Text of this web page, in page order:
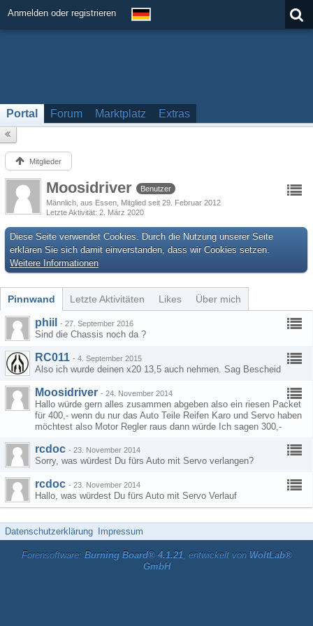
Anmelden oder registrieren
Portal Forum Marktplatz Extras
Mitglieder
Moosidriver
Benutzer
Männlich aus Essen Mitglied seit 29. Februar 2012
Letzte Aktivität 2. März 2020
Diese Seite verwendet Cookies. Durch die Nutzung unserer Seite
erklären Sie sich damit einverstanden, dass wir Cookies setzen.
Weitere Informationen
Pinnwand Letzte Aktivitäten Likes Über mich
phiil - 27. September 2016
Sind die Chassis noch da ?
RC011 - 4. September 2015
Also ich wurde deinen x20 13,5 auch nehmen. Sag Bescheid
Moosidriver - 24. November 2014
Hallo würde gern alles zusammen abgeben also ein riesen Packet
für 400,- wenn du nur das Auto Teile Reifen Karo und Servo haben
möchtest also Motor Regler raus dann würde Ich sagen 300,-
rcdoc - 23. November 2014
Sorry, was würdest Du fürs Auto mit Servo verlangen?
rcdoc - 23. November 2014
Hallo, was würdest Du fürs Auto mit Servo Verlauf
Datenschutzerklärung Impressum
Forensoftware: Burning Board® 4.1.21, entwickelt von WoltLab®
GmbH